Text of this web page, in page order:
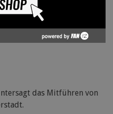
das Mitführen von